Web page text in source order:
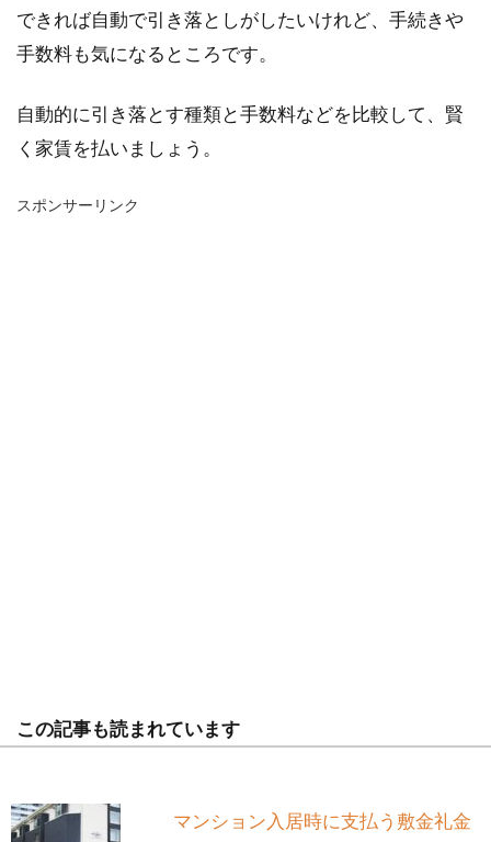
できれば自動で引き落としがしたいけれど、手続きや
手数料も気になるところです。
自動的に引き落とす種類と手数料などを比較して、賢
く家賃を払いましょう。
スポンサーリンク
この記事も読まれています
マンション入居時に支払う敷金礼金